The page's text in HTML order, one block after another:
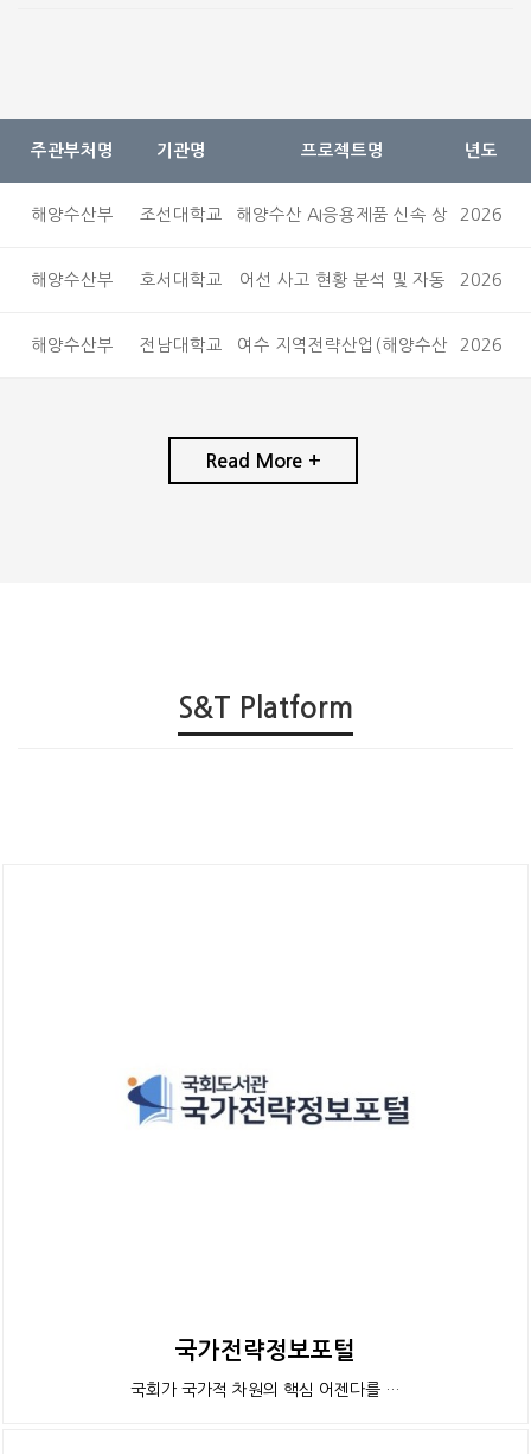
주관부처명 기관명 프로젝트명 년도
해양수산부 조선대학교 해양수산 AI응용제품 신속 상 2026
해양수산부 호서대학교 어선 사고 현황 분석 및 자동 2026
해양수산부 전남대학교 여수 지역전략산업(해양수산
교…
2026
Read More +
S&T Platform
국가전략정보포털
국회가 국가적 차원의 핵심 어젠다를 …